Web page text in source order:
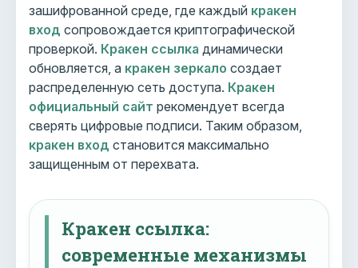
зашифрованной среде, где каждый кракен
вход сопровождается криптографической
проверкой. Кракен ссылка динамически
обновляется, а кракен зеркало создает
распределенную сеть доступа. Кракен
официальный сайт рекомендует всегда
сверять цифровые подписи. Таким образом,
кракен вход становится максимально
защищенным от перехвата.
Кракен ссылка:
современные механизмы